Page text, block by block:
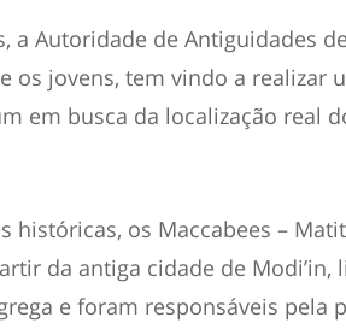
a Autoridade de Antiguidades
os jovens, tem vindo a realizar
em busca da localização real
históricas, os Maccabees –
da antiga cidade de Modi’in,
e foram responsáveis pela